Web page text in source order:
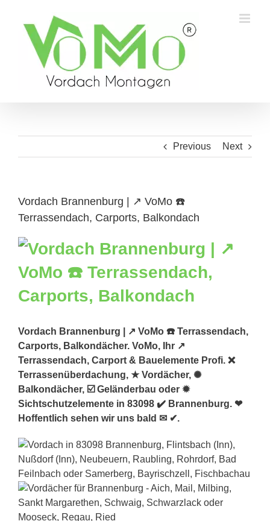
content
Previous Next
Vordach Brannenburg | ↗️ VoMo ☎️
Terrassendach, Carports, Balkondach
Vordach Brannenburg | ↗️ VoMo ☎️ Terrassendach,
Carports, Balkondächer. VoMo, Ihr ↗️
Terrassendach, Carport & Bauelemente Profi. ❌
Terrassenüberdachung, ★ Vordächer, ✺
Balkondächer, ☑️ Geländerbau oder ✹
Sichtschutzelemente in 83098 ✔️ Brannenburg. ❤
Hoffentlich sehen wir uns bald ✉ ✔.